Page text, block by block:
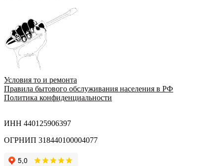
Условия то и ремонта
Правила бытового обслуживания населения в РФ
Политика конфиденциальности
ИНН 440125906397
ОГРНИП 318440100004077